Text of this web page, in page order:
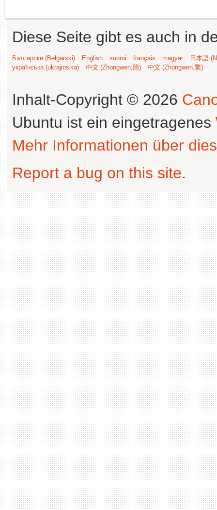
Diese Seite gibt es auch in
Български (Bəlgarski) English suomi français magyar
日本語
українська (ukrajins'ka)
中文 (Zhongwen,简) 中文 (Zhongwen,繁)
Inhalt-Copyright © 2026
Ubuntu ist ein eingetragenes
Mehr Informationen über
Report a bug on this site.